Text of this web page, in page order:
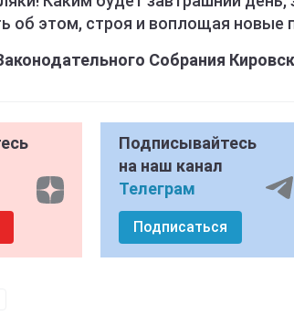
об этом, строя и воплощая новые
Собрания
Подписывайтесь
на наш канал
Телеграм
Подписаться